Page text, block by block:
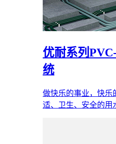
优耐系列
统
做快乐的事业，快乐
适、卫生、安全的用